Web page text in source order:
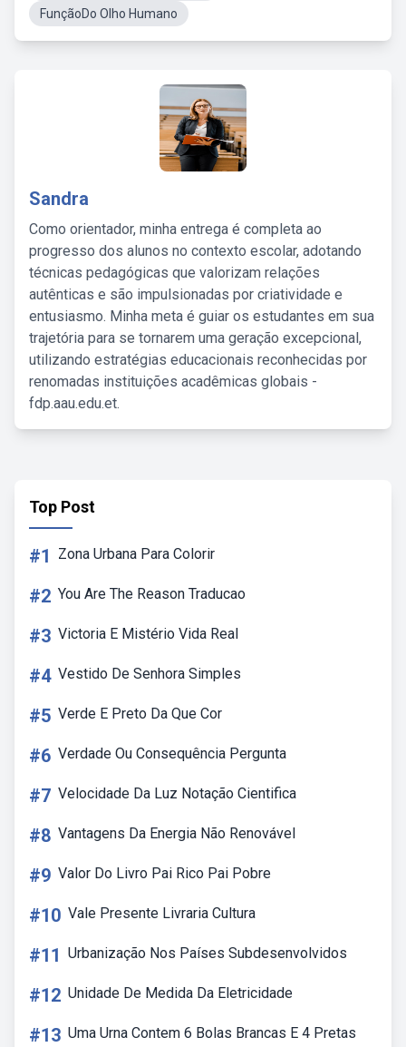
FunçãoDo Olho Humano
Sandra
Como orientador, minha entrega é completa ao
progresso dos alunos no contexto escolar, adotando
técnicas pedagógicas que valorizam relações
autênticas e são impulsionadas por criatividade e
entusiasmo. Minha meta é guiar os estudantes em sua
trajetória para se tornarem uma geração excepcional,
utilizando estratégias educacionais reconhecidas por
renomadas instituições acadêmicas globais -
fdp.aau.edu.et.
Top Post
#1 Zona Urbana Para Colorir
#2 You Are The Reason Traducao
#3 Victoria E Mistério Vida Real
#4 Vestido De Senhora Simples
#5 Verde E Preto Da Que Cor
#6 Verdade Ou Consequência Pergunta
#7 Velocidade Da Luz Notação Cientifica
#8 Vantagens Da Energia Não Renovável
#9 Valor Do Livro Pai Rico Pai Pobre
#10 Vale Presente Livraria Cultura
#11 Urbanização Nos Países Subdesenvolvidos
#12 Unidade De Medida Da Eletricidade
#13 Uma Urna Contem 6 Bolas Brancas E 4 Pretas